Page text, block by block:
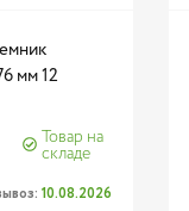
мм 12
Товар на
складе
10.08.2026